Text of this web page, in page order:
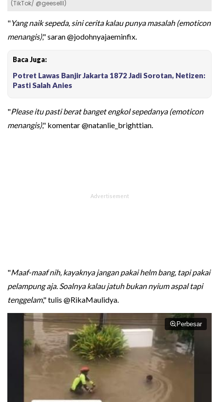
(TikTok/ @geeselll)
"Yang naik sepeda, sini cerita kalau punya masalah (emoticon
menangis)," saran @jodohnyajaeminfix.
Baca Juga:
Potret Lawas Banjir Jakarta 1872 Jadi Sorotan, Netizen:
Pasti Salah Anies
"Please itu pasti berat banget engkol sepedanya (emoticon
menangis)," komentar @natanlie_brighttian.
"Maaf-maaf nih, kayaknya jangan pakai helm bang, tapi pakai
pelampung aja. Soalnya kalau jatuh bukan nyium aspal tapi
tenggelam," tulis @RikaMaulidya.
Perbesar